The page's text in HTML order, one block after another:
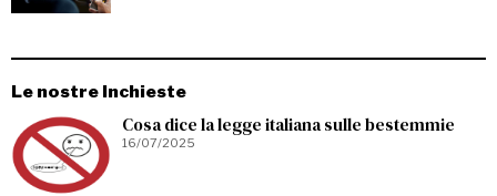
Le nostre Inchieste
Cosa dice la legge italiana sulle bestemmie
16/07/2025